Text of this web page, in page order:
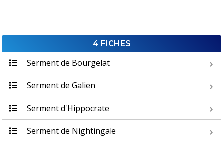
4 FICHES
Serment de Bourgelat
Serment de Galien
Serment d'Hippocrate
Serment de Nightingale